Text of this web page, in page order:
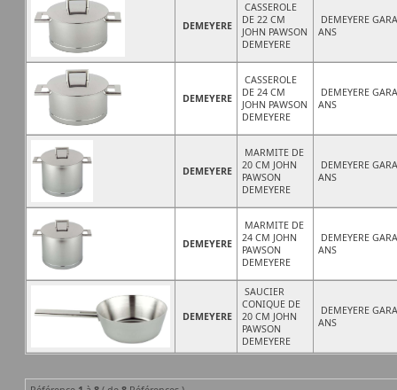
DEMEYERE
CASSEROLE
DE 22 CM
JOHN PAWSON
DEMEYERE
DEMEYERE
ANS
DEMEYERE
CASSEROLE
DE 24 CM
JOHN PAWSON
DEMEYERE
DEMEYERE
ANS
DEMEYERE
MARMITE DE
20 CM JOHN
PAWSON
DEMEYERE
DEMEYERE
ANS
DEMEYERE
MARMITE DE
24 CM JOHN
PAWSON
DEMEYERE
DEMEYERE
ANS
DEMEYERE
SAUCIER
CONIQUE DE
20 CM JOHN
PAWSON
DEMEYERE
DEMEYERE
ANS